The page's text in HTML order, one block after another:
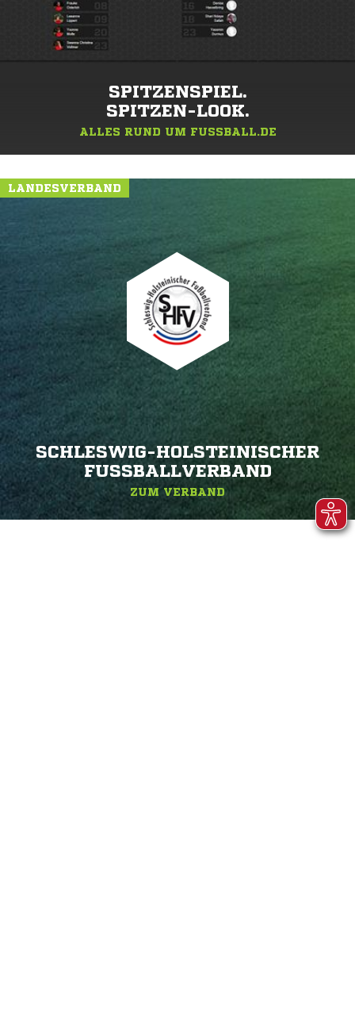
SPITZENSPIEL.
SPITZEN-LOOK.
ALLES RUND UM FUSSBALL.DE
LANDESVERBAND
SCHLESWIG-HOLSTEINISCHER
FUSSBALLVERBAND
ZUM VERBAND